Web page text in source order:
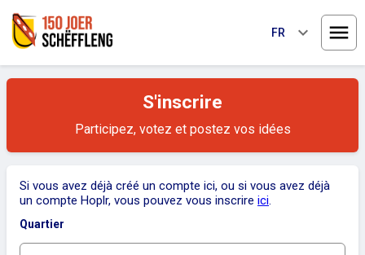
FR keyboard_arrow_down
S'inscrire
Participez, votez et postez vos idées
Si vous avez déjà créé un compte ici, ou si vous avez déjà
un compte Hoplr, vous pouvez vous inscrire ici.
Quartier